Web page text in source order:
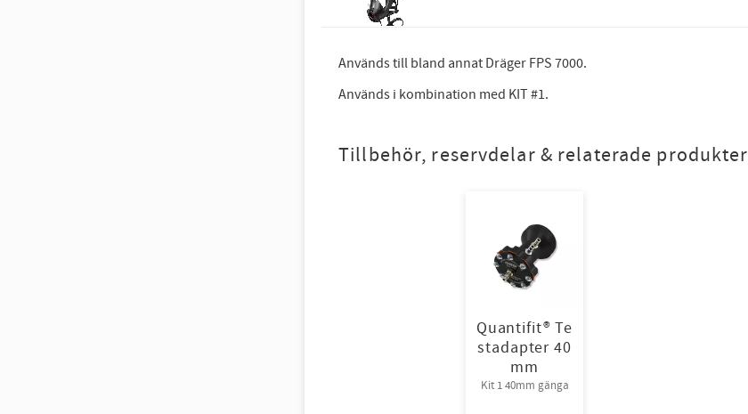
Används till bland annat Dräger FPS 7000.
Används i kombination med KIT #1.
Tillbehör, reservdelar & relaterade produkter
Quantifit® Te
stadapter 40
mm
Kit 1 40mm gänga